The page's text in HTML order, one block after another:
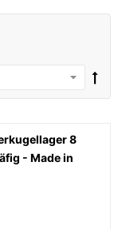
8
- Made in